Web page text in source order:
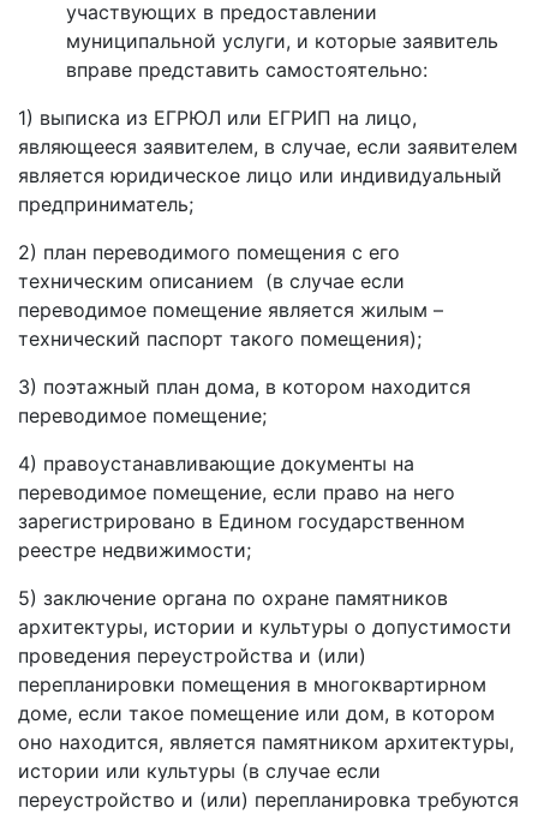
участвующих в предоставлении
муниципальной услуги, и которые заявитель
вправе представить самостоятельно:
1) выписка из ЕГРЮЛ или ЕГРИП на лицо,
являющееся заявителем, в случае, если заявителем
является юридическое лицо или индивидуальный
предприниматель;
2) план переводимого помещения с его
техническим описанием (в случае если
переводимое помещение является жилым –
технический паспорт такого помещения);
3) поэтажный план дома, в котором находится
переводимое помещение;
4) правоустанавливающие документы на
переводимое помещение, если право на него
зарегистрировано в Едином государственном
реестре недвижимости;
5) заключение органа по охране памятников
архитектуры, истории и культуры о допустимости
проведения переустройства и (или)
перепланировки помещения в многоквартирном
доме, если такое помещение или дом, в котором
оно находится, является памятником архитектуры,
истории или культуры (в случае если
переустройство и (или) перепланировка требуются